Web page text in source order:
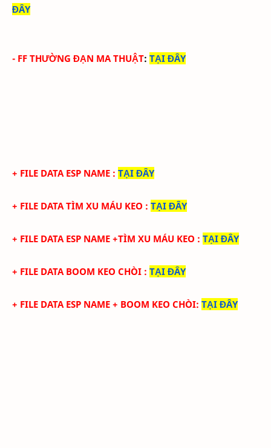
ĐÂY
- FF THƯỜNG ĐẠN MA THUẬT: TẠI ĐÂY
+ FILE DATA ESP NAME : TẠI ĐÂY
+ FILE DATA TÌM XU MÁU KEO : TẠI ĐÂY
+ FILE DATA ESP NAME +TÌM XU MÁU KEO : TẠI ĐÂY
+ FILE DATA BOOM KEO CHÒI : TẠI ĐÂY
+ FILE DATA ESP NAME + BOOM KEO CHÒI: TẠI ĐÂY